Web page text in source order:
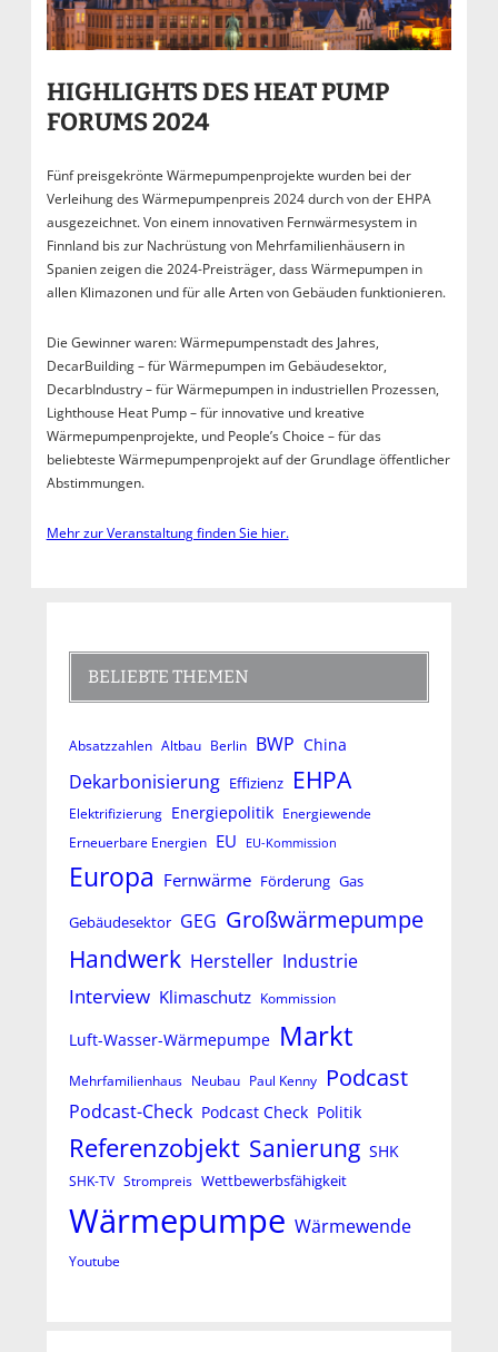
HIGHLIGHTS DES HEAT PUMP
FORUMS 2024
Fünf preisgekrönte Wärmepumpenprojekte wurden bei der
Verleihung des Wärmepumpenpreis 2024 durch von der EHPA
ausgezeichnet. Von einem innovativen Fernwärmesystem in
Finnland bis zur Nachrüstung von Mehrfamilienhäusern in
Spanien zeigen die 2024-Preisträger, dass Wärmepumpen in
allen Klimazonen und für alle Arten von Gebäuden funktionieren.
Die Gewinner waren: Wärmepumpenstadt des Jahres,
DecarBuilding – für Wärmepumpen im Gebäudesektor,
DecarbIndustry – für Wärmepumpen in industriellen Prozessen,
Lighthouse Heat Pump – für innovative und kreative
Wärmepumpenprojekte, und People’s Choice – für das
beliebteste Wärmepumpenprojekt auf der Grundlage öffentlicher
Abstimmungen.
Mehr zur Veranstaltung finden Sie hier.
BELIEBTE THEMEN
Absatzzahlen Altbau Berlin BWP China
Dekarbonisierung Effizienz EHPA
Elektrifizierung Energiepolitik Energiewende
Erneuerbare Energien EU EU-Kommission
Europa Fernwärme Förderung Gas
Gebäudesektor GEG Großwärmepumpe
Handwerk Hersteller Industrie
Interview Klimaschutz Kommission
Luft-Wasser-Wärmepumpe Markt
Mehrfamilienhaus Neubau Paul Kenny Podcast
Podcast-Check Podcast Check Politik
Referenzobjekt Sanierung SHK
SHK-TV Strompreis Wettbewerbsfähigkeit
Wärmepumpe Wärmewende
Youtube